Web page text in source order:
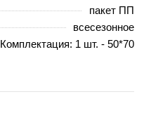
пакет ПП
всесезонное
Комплектация: 1 шт. - 50*70